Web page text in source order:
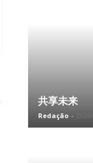
共享未来
Redação -